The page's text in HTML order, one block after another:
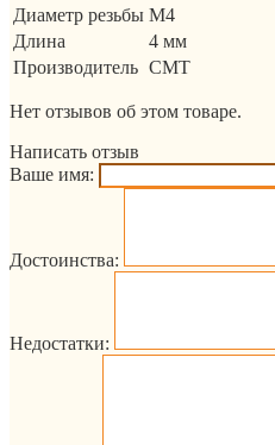
Диаметр резьбы M4
Длина
4 мм
Производитель CMT
Нет отзывов об этом товаре.
Написать отзыв
Ваше имя:
Достоинства:
Недостатки: